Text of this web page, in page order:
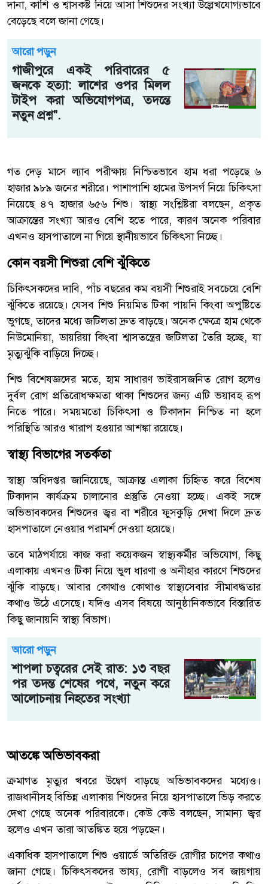
দানা, কাশি ও শ্বাসকষ্ট নিয়ে আসা শিশুদের সংখ্যা উল্লেখযোগ্যভাবে
বেড়েছে বলে জানা গেছে।
আরো পড়ুন
গাজীপুরে একই পরিবারের ৫
জনকে হত্যা: লাশের ওপর মিলল
টাইপ করা অভিযোগপত্র, তদন্তে
নতুন প্রশ্ন".
গত দেড় মাসে ল্যাব পরীক্ষায় নিশ্চিতভাবে হাম ধরা পড়েছে ৬
হাজার ৯৮৯ জনের শরীরে। পাশাপাশি হামের উপসর্গ নিয়ে চিকিৎসা
নিয়েছে ৪৭ হাজার ৬৫৬ শিশু। স্বাস্থ্য সংশ্লিষ্টরা বলছেন, প্রকৃত
আক্রান্তের সংখ্যা আরও বেশি হতে পারে, কারণ অনেক পরিবার
এখনও হাসপাতালে না গিয়ে স্থানীয়ভাবে চিকিৎসা নিচ্ছে।
কোন বয়সী শিশুরা বেশি ঝুঁকিতে
চিকিৎসকদের দাবি, পাঁচ বছরের কম বয়সী শিশুরাই সবচেয়ে বেশি
ঝুঁকিতে রয়েছে। যেসব শিশু নিয়মিত টিকা পায়নি কিংবা অপুষ্টিতে
ভুগছে, তাদের মধ্যে জটিলতা দ্রুত বাড়ছে। অনেক ক্ষেত্রে হাম থেকে
নিউমোনিয়া, ডায়রিয়া কিংবা শ্বাসতন্ত্রের জটিলতা তৈরি হচ্ছে, যা
মৃত্যুঝুঁকি বাড়িয়ে দিচ্ছে।
শিশু বিশেষজ্ঞদের মতে, হাম সাধারণ ভাইরাসজনিত রোগ হলেও
দুর্বল রোগ প্রতিরোধক্ষমতা থাকা শিশুদের জন্য এটি ভয়াবহ রূপ
নিতে পারে। সময়মতো চিকিৎসা ও টিকাদান নিশ্চিত না হলে
পরিস্থিতি আরও খারাপ হওয়ার আশঙ্কা রয়েছে।
স্বাস্থ্য বিভাগের সতর্কতা
স্বাস্থ্য অধিদপ্তর জানিয়েছে, আক্রান্ত এলাকা চিহ্নিত করে বিশেষ
টিকাদান কার্যক্রম চালানোর প্রস্তুতি নেওয়া হচ্ছে। একই সঙ্গে
অভিভাবকদের শিশুদের জ্বর বা শরীরে ফুসকুড়ি দেখা দিলে দ্রুত
হাসপাতালে নেওয়ার পরামর্শ দেওয়া হয়েছে।
তবে মাঠপর্যায়ে কাজ করা কয়েকজন স্বাস্থ্যকর্মীর অভিযোগ, কিছু
এলাকায় এখনও টিকা নিয়ে ভুল ধারণা ও অনীহার কারণে শিশুদের
ঝুঁকি বাড়ছে। আবার কোথাও কোথাও স্বাস্থ্যসেবার সীমাবদ্ধতার
কথাও উঠে এসেছে। যদিও এসব বিষয়ে আনুষ্ঠানিকভাবে বিস্তারিত
কিছু জানায়নি স্বাস্থ্য বিভাগ।
আরো পড়ুন
শাপলা চত্বরের সেই রাত: ১৩ বছর
পর তদন্ত শেষের পথে, নতুন করে
আলোচনায় নিহতের সংখ্যা
আতঙ্কে অভিভাবকরা
ক্রমাগত মৃত্যুর খবরে উদ্বেগ বাড়ছে অভিভাবকদের মধ্যেও।
রাজধানীসহ বিভিন্ন এলাকায় শিশুদের নিয়ে হাসপাতালে ভিড় করতে
দেখা গেছে অনেক পরিবারকে। কেউ কেউ বলছেন, সামান্য জ্বর
হলেও এখন তারা আতঙ্কিত হয়ে পড়ছেন।
একাধিক হাসপাতালে শিশু ওয়ার্ডে অতিরিক্ত রোগীর চাপের কথাও
জানা গেছে। চিকিৎসকদের ভাষ্য, রোগী বাড়লেও সব জায়গায়